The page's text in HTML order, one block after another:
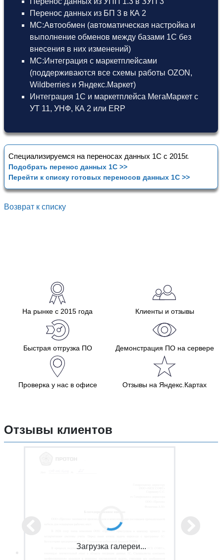
Перенос данных из БП 3 в КА 2
МС:Автообмен (автоматическая настройка и
выполнение обменов между базами 1С без
внесения в них изменений)
МС:Интеграция с маркетплейсами
(поддерживаются все схемы работы OZON,
Wildberries и Яндекс.Маркет)
Интеграция 1С и маркетплейса МегаМаркет с
УТ 11, УНФ, КА 2 или ERP
Специализируемся на переносах данных 1С с 2015г.
Подобрать перенос данных 1С >>
Перейти к списку готовых переносов данных 1С >>
Возврат к списку
На рынке с 2015 года Клиенты и отзывы
Быстрая отгрузка ПО Демонстрация ПО на сервере
Проверка у нас в офисе Отзывы на Яндекс.Картах
Отзывы клиентов
Загрузка галереи...